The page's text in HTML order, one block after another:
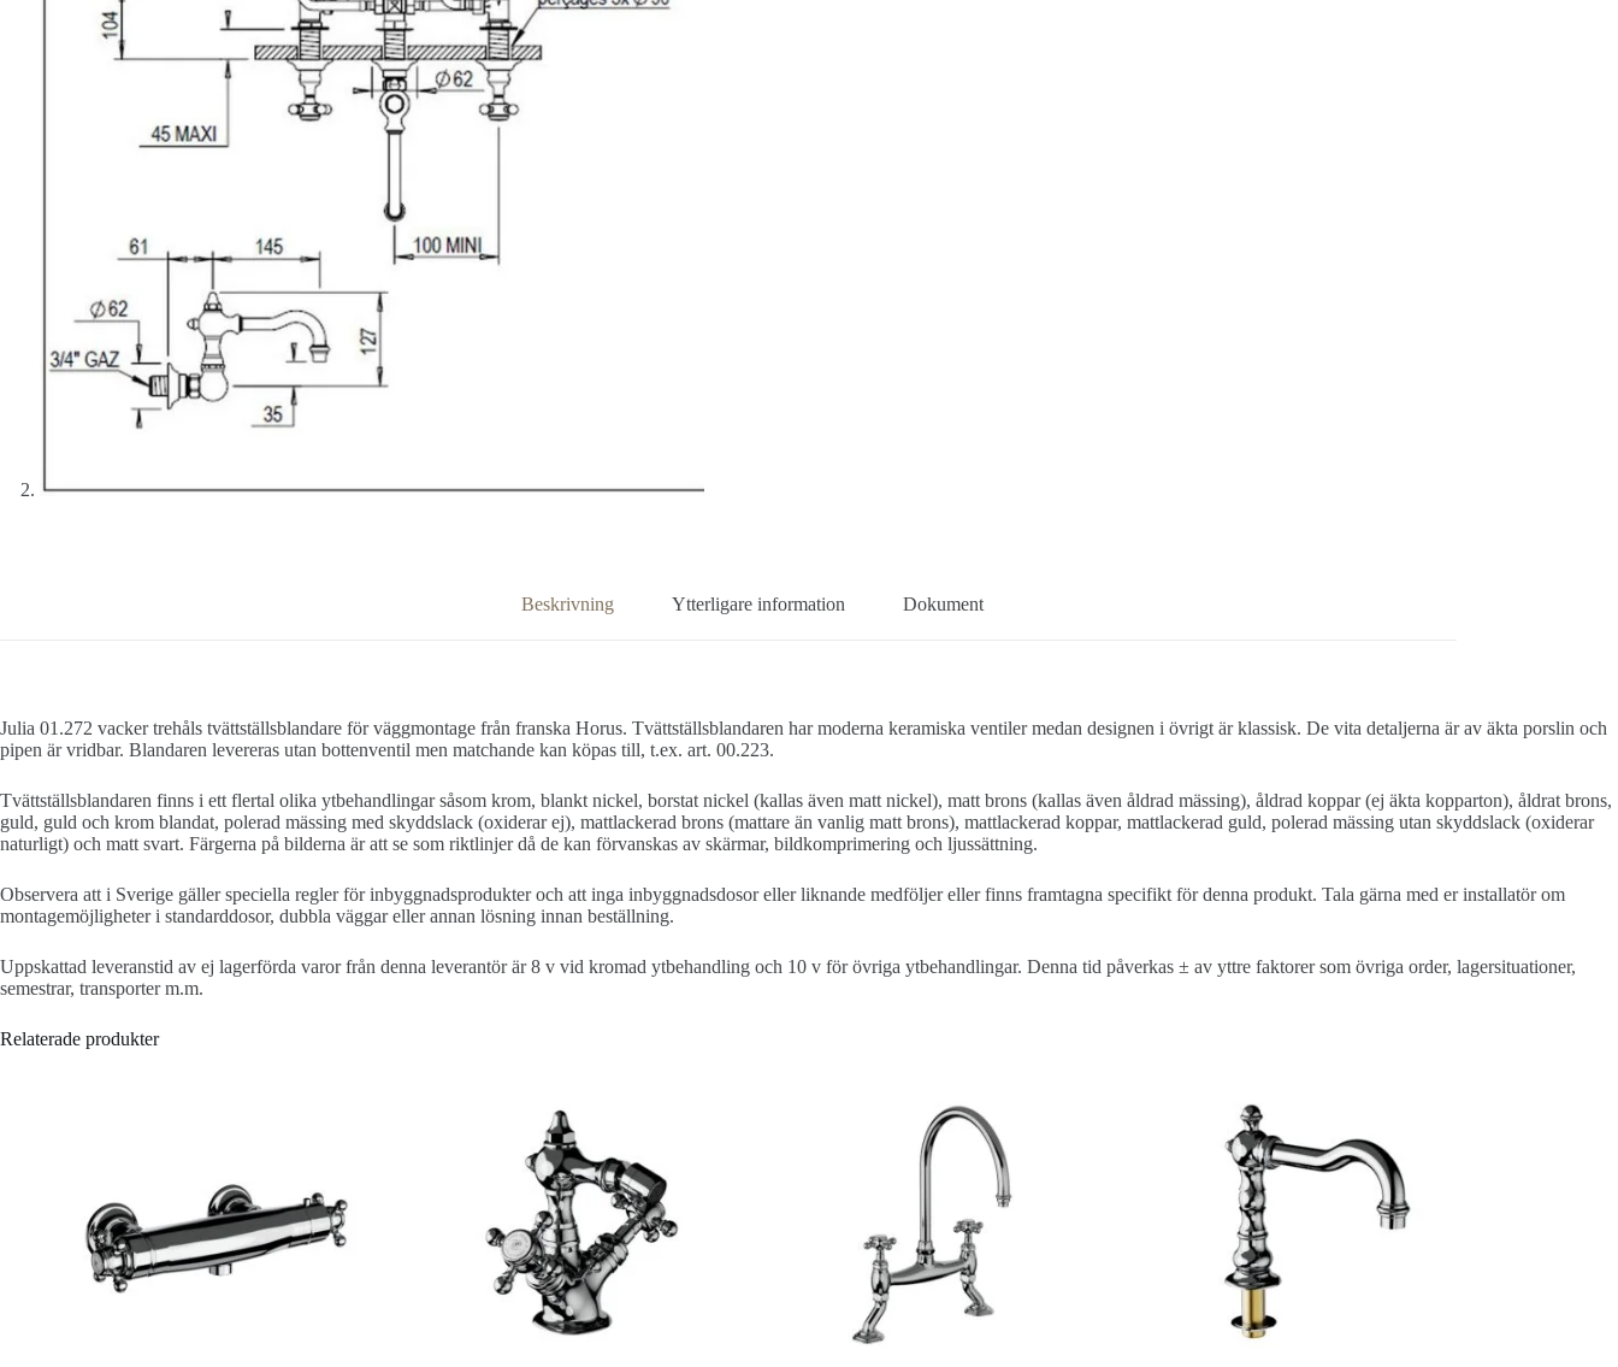
Beskrivning Ytterligare information Dokument
Julia 01.272 vacker trehåls tvättställsblandare för väggmontage från franska Horus. Tvättställsblandaren har moderna keramiska ventiler medan designen i övrigt är klassisk. De vita detaljerna är av äkta porslin och
pipen är vridbar. Blandaren levereras utan bottenventil men matchande kan köpas till, t.ex. art. 00.223.
Tvättställsblandaren finns i ett flertal olika ytbehandlingar såsom krom, blankt nickel, borstat nickel (kallas även matt nickel), matt brons (kallas även åldrad mässing), åldrad koppar (ej äkta kopparton), åldrat brons,
guld, guld och krom blandat, polerad mässing med skyddslack (oxiderar ej), mattlackerad brons (mattare än vanlig matt brons), mattlackerad koppar, mattlackerad guld, polerad mässing utan skyddslack (oxiderar
naturligt) och matt svart. Färgerna på bilderna är att se som riktlinjer då de kan förvanskas av skärmar, bildkomprimering och ljussättning.
Observera att i Sverige gäller speciella regler för inbyggnadsprodukter och att inga inbyggnadsdosor eller liknande medföljer eller finns framtagna specifikt för denna produkt. Tala gärna med er installatör om
montagemöjligheter i standarddosor, dubbla väggar eller annan lösning innan beställning.
Uppskattad leveranstid av ej lagerförda varor från denna leverantör är 8 v vid kromad ytbehandling och 10 v för övriga ytbehandlingar. Denna tid påverkas ± av yttre faktorer som övriga order, lagersituationer,
semestrar, transporter m.m.
Relaterade produkter